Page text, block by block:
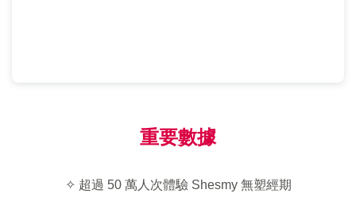
重要數據
✧ 超過 50 萬人次體驗 Shesmy 無塑經期